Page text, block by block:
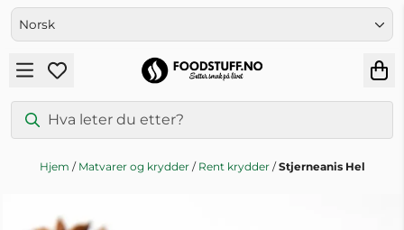
Hopp til innhold
Hjem / Matvarer og krydder / Rent krydder /Stjerneanis Hel